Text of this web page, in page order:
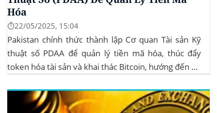
Hóa
⏱️22/05/2025, 15:04
Pakistan chính thức thành lập Cơ quan Tài sản Kỹ
thuật số PDAA để quản lý tiền mã hóa, thúc đẩy
token hóa tài sản và khai thác Bitcoin, hướng đến hệ
Hóa Mới tại Pakistan Chính phủ Pakistan...